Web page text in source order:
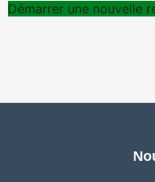
Démarrer une nouvelle